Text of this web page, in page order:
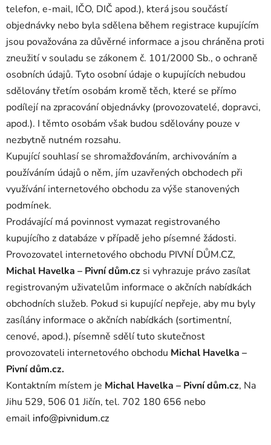
telefon, e-mail, IČO, DIČ apod.), která jsou součástí
objednávky nebo byla sdělena během registrace kupujícím
jsou považována za důvěrné informace a jsou chráněna proti
zneužití v souladu se zákonem č. 101/2000 Sb., o ochraně
osobních údajů. Tyto osobní údaje o kupujících nebudou
sdělovány třetím osobám kromě těch, které se přímo
podílejí na zpracování objednávky (provozovatelé, dopravci,
apod.). I těmto osobám však budou sdělovány pouze v
nezbytně nutném rozsahu.
Kupující souhlasí se shromažďováním, archivováním a
používáním údajů o něm, jím uzavřených obchodech při
využívání internetového obchodu za výše stanovených
podmínek.
Prodávající má povinnost vymazat registrovaného
kupujícího z databáze v případě jeho písemné žádosti.
Provozovatel internetového obchodu PIVNÍ DŮM.CZ,
Michal Havelka – Pivní dům.cz si vyhrazuje právo zasílat
registrovaným uživatelům informace o akčních nabídkách
obchodních služeb. Pokud si kupující nepřeje, aby mu byly
zasílány informace o akčních nabídkách (sortimentní,
cenové, apod.), písemně sdělí tuto skutečnost
provozovateli internetového obchodu Michal Havelka –
Pivní dům.cz.
Kontaktním místem je Michal Havelka – Pivní dům.cz, Na
Jihu 529, 506 01 Jičín, tel. 702 180 656 nebo
email info@pivnidum.cz